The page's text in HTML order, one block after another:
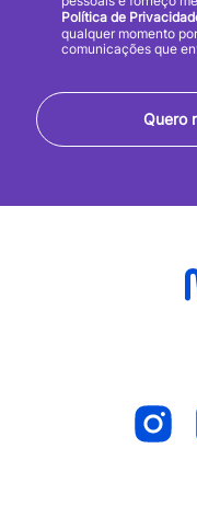
Quero
Política de
qualquer momento
comunicações que